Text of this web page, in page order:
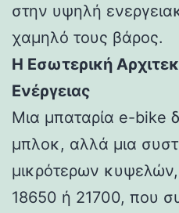
στην υψηλή
χαμηλό τους βάρος.
Η Εσωτερική
Ενέργειας
Μια μπαταρία e-bike
μπλοκ, αλλά μια
μικρότερων
18650 ή 21700, που